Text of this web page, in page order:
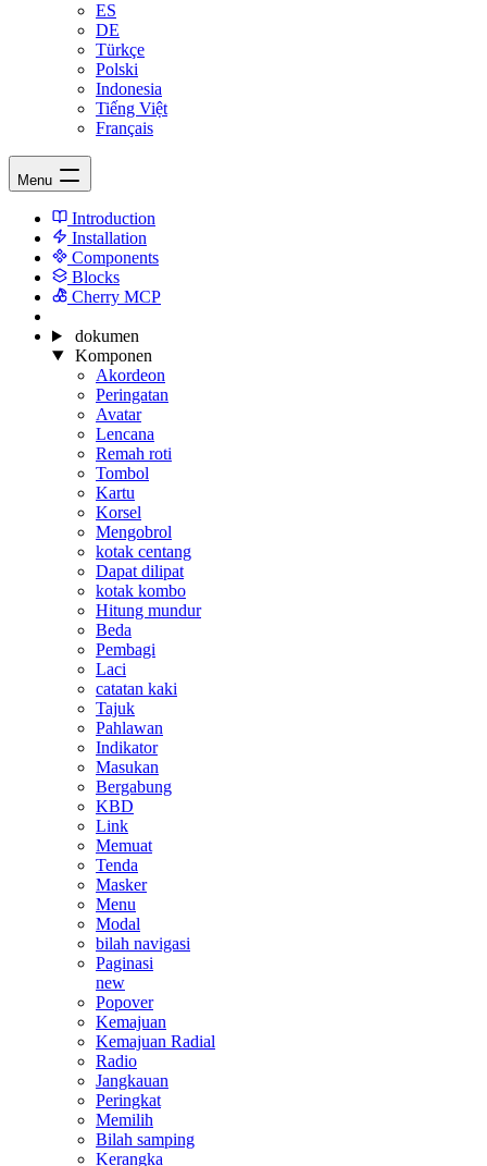
ES
DE
Türkçe
Polski
Indonesia
Tiếng Việt
Français
Menu
Introduction
Installation
Components
Blocks
Cherry MCP
dokumen
Komponen
Akordeon
Peringatan
Avatar
Lencana
Remah roti
Tombol
Kartu
Korsel
Mengobrol
kotak centang
Dapat dilipat
kotak kombo
Hitung mundur
Beda
Pembagi
Laci
catatan kaki
Tajuk
Pahlawan
Indikator
Masukan
Bergabung
KBD
Link
Memuat
Tenda
Masker
Menu
Modal
bilah navigasi
Paginasi
new
Popover
Kemajuan
Kemajuan Radial
Radio
Jangkauan
Peringkat
Memilih
Bilah samping
Kerangka